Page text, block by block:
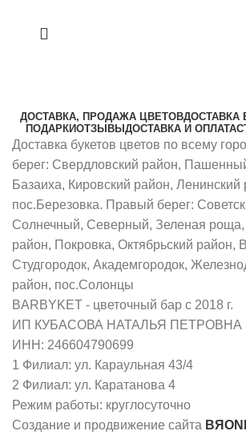
ДОСТАВКА, ПРОДАЖА ЦВЕТОВДОСТАВКА
ПОДАРКИОТЗЫВЫ ДОСТАВКА И ОПЛАТА
Доставка букетов цветов по всему
берег: Свердловский район,
Базаиха, Кировский район,
пос.Березовка. Правый берег:
Солнечный, Северный, Зеленая
район, Покровка, Октябрьский район,
Студгородок, Академгородок,
район, пос.Солонцы
BARBYKET - цветочный бар с 2018 г.
ИП КУБАСОВА НАТАЛЬЯ ПЕТРОВНА
ИНН: 246604790699
1 Филиал: ул. Караульная 43/4
2 Филиал: ул. Каратанова 4
Режим работы: круглосуточно
Создание и продвижение сайта